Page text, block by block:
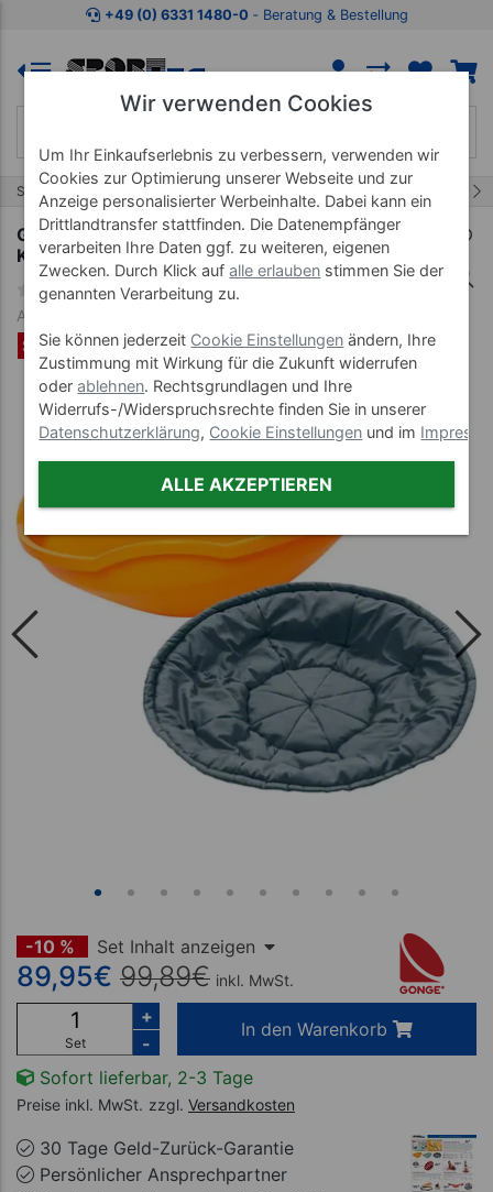
Zum Kaufbereich springen Zur Produktbeschreibung
+49 (0) 6331 1480-0 ‐ Beratung & Bestellung
Start Spiel- Therapiegeräte Bewegungsspiele 22/53
Gonge Spielkreisel-Set, Mini Top orange +
Kissen, 2-tlg.
Art-Nr. 02284
SET %
-10 % Set Inhalt anzeigen
89,95€ 99,89€ inkl. MwSt.
Set
+
-
In den Warenkorb
Sofort lieferbar, 2-3 Tage
Preise inkl. MwSt. zzgl. Versandkosten
30 Tage Geld-Zurück-Garantie
Persönlicher Ansprechpartner
Wir verwenden Cookies
Um Ihr Einkaufserlebnis zu verbessern, verwenden wir
Cookies zur Optimierung unserer Webseite und zur
Anzeige personalisierter Werbeinhalte. Dabei kann ein
Drittlandtransfer stattfinden. Die Datenempfänger
verarbeiten Ihre Daten ggf. zu weiteren, eigenen
Zwecken. Durch Klick aufalle erlauben stimmen Sie der
genannten Verarbeitung zu.
Sie können jederzeit Cookie Einstellungen ändern, Ihre
Zustimmung mit Wirkung für die Zukunft widerrufen
oderablehnen. Rechtsgrundlagen und Ihre
Widerrufs-/Widerspruchsrechte finden Sie in unserer
Datenschutzerklärung, Cookie Einstellungen und im
ALLE AKZEPTIEREN